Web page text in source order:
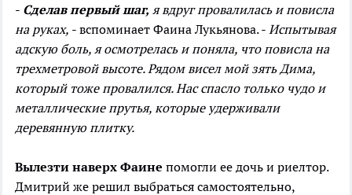
- Сделав первый шаг, я вдруг провалилась и повисла
на руках, - вспоминает Фаина Лукьянова. - Испытывая
адскую боль, я осмотрелась и поняла, что повисла на
трехметровой высоте. Рядом висел мой зять Дима,
который тоже провалился. Нас спасло только чудо и
металлические прутья, которые удерживали
деревянную плитку.
Вылезти наверх Фаине помогли ее дочь и риелтор.
Дмитрий же решил выбраться самостоятельно,